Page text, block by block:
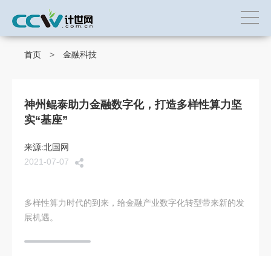
首页 > 金融科技
神州鲲泰助力金融数字化，打造多样性算力坚
实“基座”
来源:北国网
2021-07-07
多样性算力时代的到来，给金融产业数字化转型带来新的发
展机遇。